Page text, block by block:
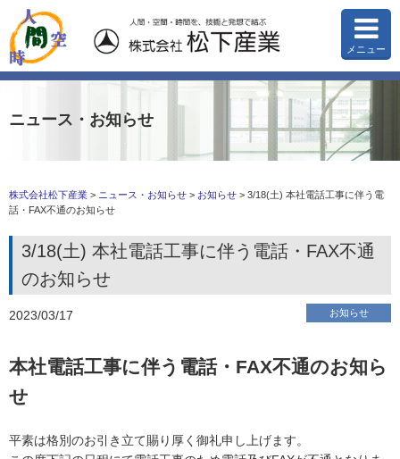
メニュー
ニュース・お知らせ
株式会社松下産業 > ニュース・お知らせ > お知らせ > 3/18(土) 本社電話工事に伴う電
話・FAX不通のお知らせ
3/18(土) 本社電話工事に伴う電話・FAX不通
のお知らせ
お知らせ
2023/03/17
本社電話工事に伴う電話・FAX不通のお知ら
せ
平素は格別のお引き立て賜り厚く御礼申し上げます。